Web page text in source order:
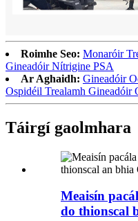
Roimhe Seo: Monaróir
Gineadóir Nítrigine PSA
Ar Aghaidh: Gineadóir
Ospidéil Trealamh Gineadóir
Táirgí gaolmhara
Meaisín
do thionscal